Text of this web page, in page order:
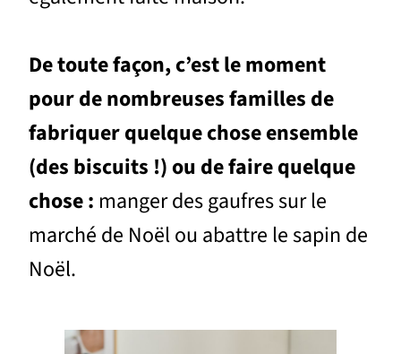
De toute façon, c’est le moment
pour de nombreuses familles de
fabriquer quelque chose ensemble
(des biscuits !) ou de faire quelque
chose : manger des gaufres sur le
marché de Noël ou abattre le sapin de
Noël.